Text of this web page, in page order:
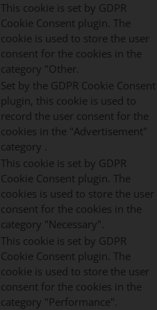
This cookie is set by GDPR
Cookie Consent plugin. The
cookie is used to store the user
consent for the cookies in the
category "Other.
Set by the GDPR Cookie Consent
plugin, this cookie is used to
record the user consent for the
cookies in the "Advertisement"
category .
This cookie is set by GDPR
Cookie Consent plugin. The
cookies is used to store the user
consent for the cookies in the
category "Necessary".
This cookie is set by GDPR
Cookie Consent plugin. The
cookie is used to store the user
consent for the cookies in the
category "Performance".